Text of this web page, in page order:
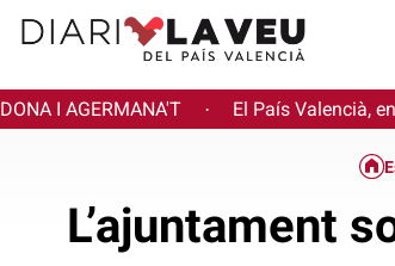
DONA I AGERMANA'T · El País Valencià,
L’ajuntament